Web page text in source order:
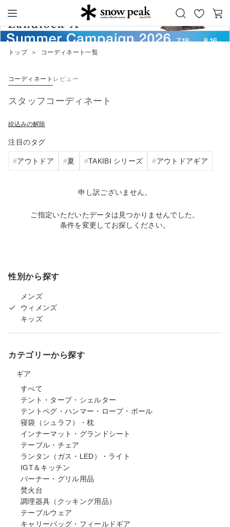
Snow Peak
お
カ
ー
トップ ＞ コーディネート一覧
コーディネート レビュー
スタッフコーディネート
絞込みの解除
注目のタグ
アウトドア 夏 TAKIBI シリーズ アウトドアギア
申し訳ございません。
ご指定いただいたデータは見つかりませんでした。
条件を変更してお探しください。
性別から探す
メンズ
ウィメンズ
キッズ
カテゴリーから探す
ギア
すべて
テント・タープ・シェルター
テントペグ・ハンマー・ロープ・ポール
寝袋（シュラフ）・枕
インナーマット・グランドシート
テーブル・チェア
ランタン（ガス・LED）・ライト
IGT＆キッチン
バーナー・グリル用品
焚火台
調理器具（クッキング用品）
テーブルウェア
キャリーバッグ・フィールドギア